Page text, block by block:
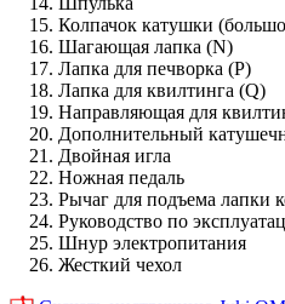
Колпачок катушки
Шагающая лапка (N)
Лапка для печворка (Р)
Лапка для квилтинга (Q)
Направляющая для
Дополнительный
Двойная игла
Ножная педаль
Рычаг для подъема лапки
Руководство по
Шнур электропитания
Жесткий чехол